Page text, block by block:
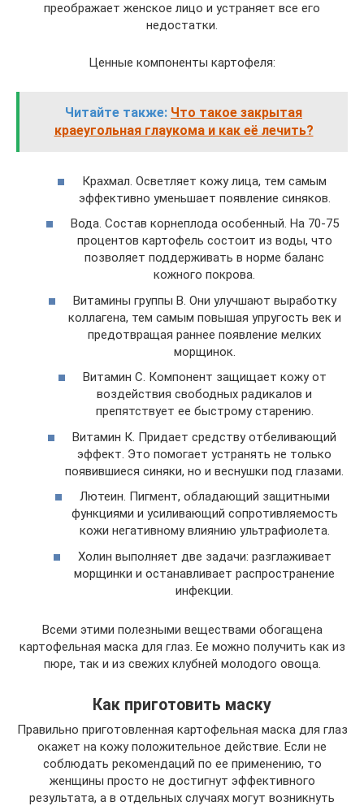
преображает женское лицо и устраняет все его
недостатки.
Ценные компоненты картофеля:
Читайте также: Что такое закрытая
краеугольная глаукома и как её лечить?
Крахмал. Осветляет кожу лица, тем самым
эффективно уменьшает появление синяков.
Вода. Состав корнеплода особенный. На 70-75
процентов картофель состоит из воды, что
позволяет поддерживать в норме баланс
кожного покрова.
Витамины группы В. Они улучшают выработку
коллагена, тем самым повышая упругость век и
предотвращая раннее появление мелких
морщинок.
Витамин С. Компонент защищает кожу от
воздействия свободных радикалов и
препятствует ее быстрому старению.
Витамин К. Придает средству отбеливающий
эффект. Это помогает устранять не только
появившиеся синяки, но и веснушки под глазами.
Лютеин. Пигмент, обладающий защитными
функциями и усиливающий сопротивляемость
кожи негативному влиянию ультрафиолета.
Холин выполняет две задачи: разглаживает
морщинки и останавливает распространение
инфекции.
Всеми этими полезными веществами обогащена
картофельная маска для глаз. Ее можно получить как из
пюре, так и из свежих клубней молодого овоща.
Как приготовить маску
Правильно приготовленная картофельная маска для глаз
окажет на кожу положительное действие. Если не
соблюдать рекомендаций по ее применению, то
женщины просто не достигнут эффективного
результата, а в отдельных случаях могут возникнуть